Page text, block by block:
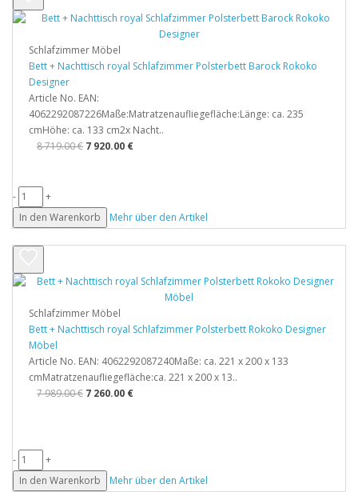
Schlafzimmer Möbel
Bett + Nachttisch royal Schlafzimmer Polsterbett Barock Rokoko
Designer
Article No. EAN:
4062292087226Maße:Matratzenaufliegefläche:Länge: ca. 235
cmHöhe: ca. 133 cm2x Nacht..
8 719.00 € 7 920.00 €
-
+
In den Warenkorb
Mehr über den Artikel
Schlafzimmer Möbel
Bett + Nachttisch royal Schlafzimmer Polsterbett Rokoko Designer
Möbel
Article No. EAN: 4062292087240Maße: ca. 221 x 200 x 133
cmMatratzenaufliegefläche:ca. 221 x 200 x 13..
7 989.00 € 7 260.00 €
-
+
In den Warenkorb
Mehr über den Artikel